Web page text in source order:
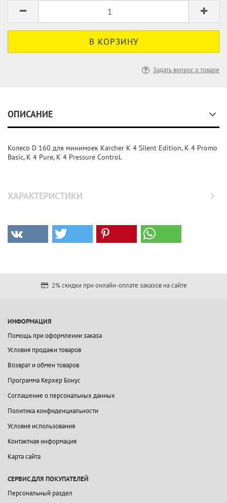
Задать вопрос о товаре
ОПИСАНИЕ
Колесо D 160 для минимоек Karcher K 4 Silent Edition, K 4 Promo
Basic, K 4 Pure, K 4 Pressure Control.
ХАРАКТЕРИСТИКИ
2% скидки при онлайн-оплате заказов на сайте
ИНФОРМАЦИЯ
Помощь при оформлении заказа
Условия продажи товаров
Возврат и обмен товаров
Программа Керхер Бонус
Соглашение о персональных данных
Политика конфиденциальности
Условия использования
Контактная информация
Карта сайта
СЕРВИС ДЛЯ ПОКУПАТЕЛЕЙ
Персональный раздел